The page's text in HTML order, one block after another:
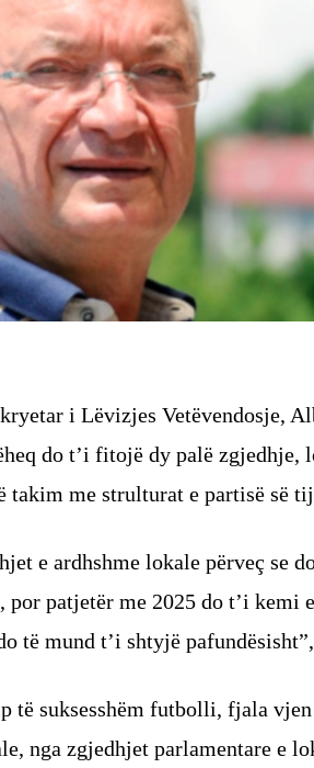
i Lëvizjes Vetëvendosje,
do t’i fitojë dy palë zgjedhje,
takim me strulturat e partisë së
e ardhshme lokale përveç se
patjetër me 2025 do t’i kemi
të mund t’i shtyjë
të suksesshëm futbolli, fjala
nga zgjedhjet parlamentare e